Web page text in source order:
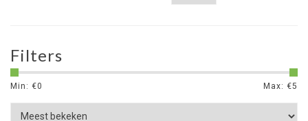
Filters
Min: €0 Max: €5